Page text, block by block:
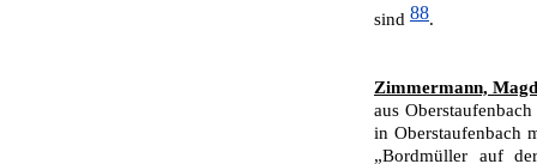
sind 88.
Zimmermann,
aus
in Oberstaufenbach
„Bordmüller auf